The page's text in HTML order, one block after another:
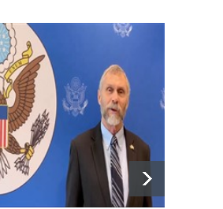
Magazine : le service de
prise en charge des
personnes vivantes avec le
VIH
Santé 25/03/2019